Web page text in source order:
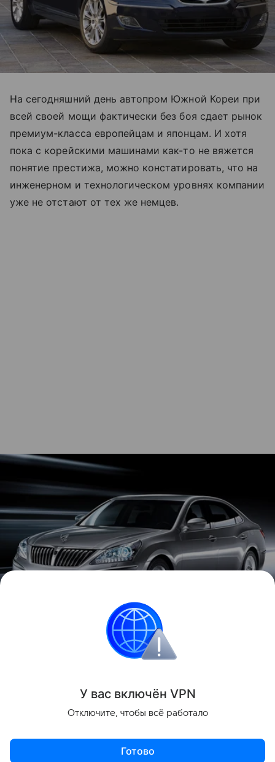
На сегодняшний день автопром Южной Кореи при
всей своей мощи фактически без боя сдает рынок
премиум-класса европейцам и японцам. И хотя
пока с корейскими машинами как-то не вяжется
понятие престижа, можно констатировать, что на
инженерном и технологическом уровнях компании
уже не отстают от тех же немцев.
У вас включён VPN
Отключите, чтобы всё работало
Готово